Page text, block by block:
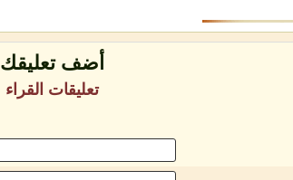
أضف تعليقك
تعليقات القراء